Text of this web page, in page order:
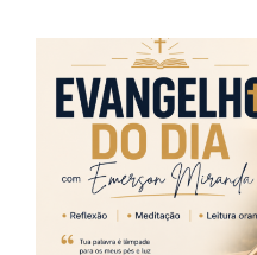
bo
ok
ts
A
pp
ail